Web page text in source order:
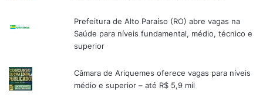
Prefeitura de Alto Paraíso (RO) abre vagas na
Saúde para níveis fundamental, médio, técnico e
superior
Câmara de Ariquemes oferece vagas para níveis
médio e superior – até R$ 5,9 mil